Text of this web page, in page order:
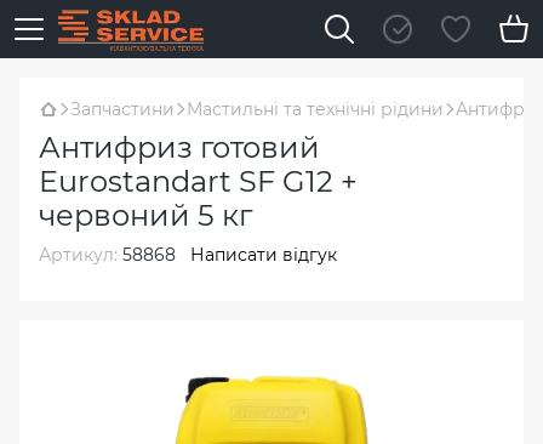
Запчастини Мастильні та технічні рідини
Антифриз готовий
Eurostandart SF G12 +
червоний 5 кг
Артикул: 58868 Написати відгук